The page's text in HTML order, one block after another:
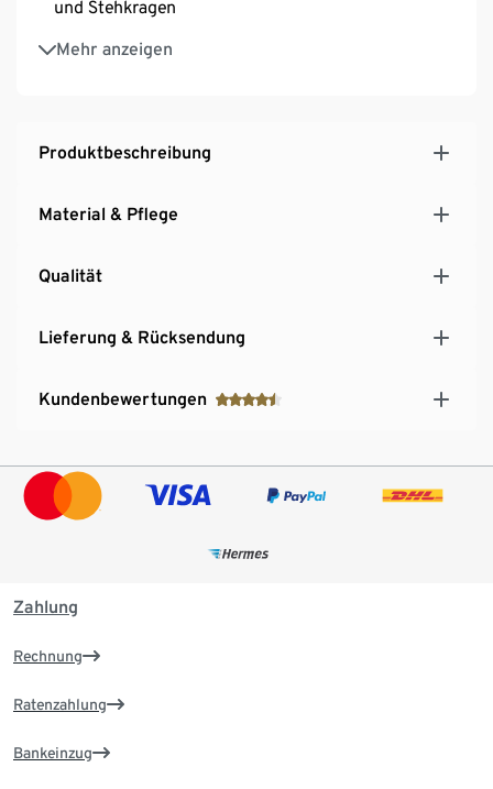
und Stehkragen
Mehr anzeigen
Ärmelabschluss mit Daumenloch
Softes, elastisches Material mit der Faser Creora® –
Produktbeschreibung
Material & Pflege
Qualität
Lieferung & Rücksendung
Kundenbewertungen
Zahlung
Rechnung
Ratenzahlung
Bankeinzug